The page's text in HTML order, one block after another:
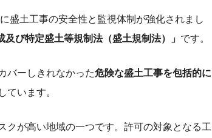
盛土工事の安全性と監視体制が強化されまし
及び特定盛土等規制法（盛土規制法）」 です。
バーしきれなかった危険な盛土工事を包括的に
ています。
クが高い地域の一つです。許可の対象となる工